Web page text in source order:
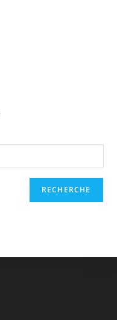
RECHERCHE